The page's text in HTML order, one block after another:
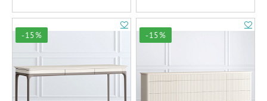
-15% -15%